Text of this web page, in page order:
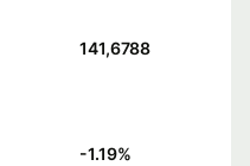
141,6788
-1.19%